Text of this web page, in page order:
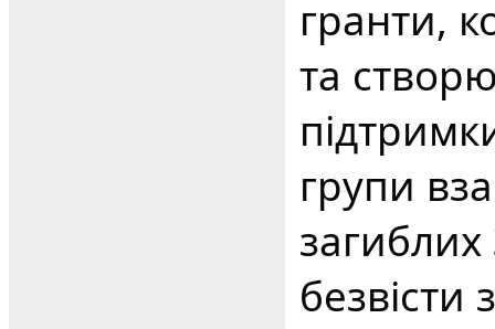
гранти,
та
групи
загиблих